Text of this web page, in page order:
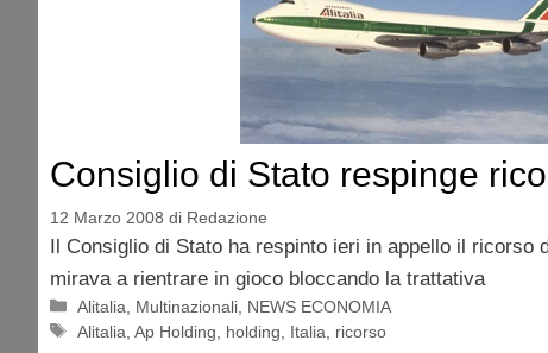
Consiglio di Stato respinge
12 Marzo 2008 di Redazione
Il Consiglio di Stato ha respinto ieri in appello il ricorso
mirava a rientrare in gioco bloccando la trattativa
Categorie
Alitalia Multinazionali NEWS ECONOMIA
Tag
Alitalia ,Ap Holding holding Italia ricorso